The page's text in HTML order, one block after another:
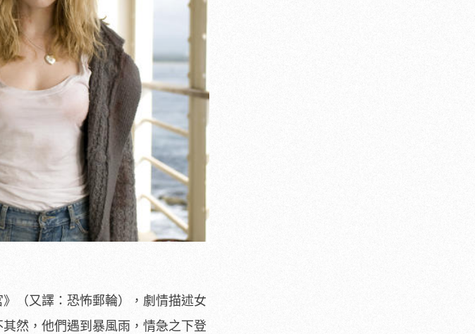
（又譯：恐怖郵輪），劇情描述女
然，他們遇到暴風雨，情急之下登